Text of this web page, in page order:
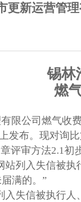
更新运营管
锡林
燃
限公司燃气收
发布。现对询
评审方法2.1
站列入失信被
满的。”
入失信被执行